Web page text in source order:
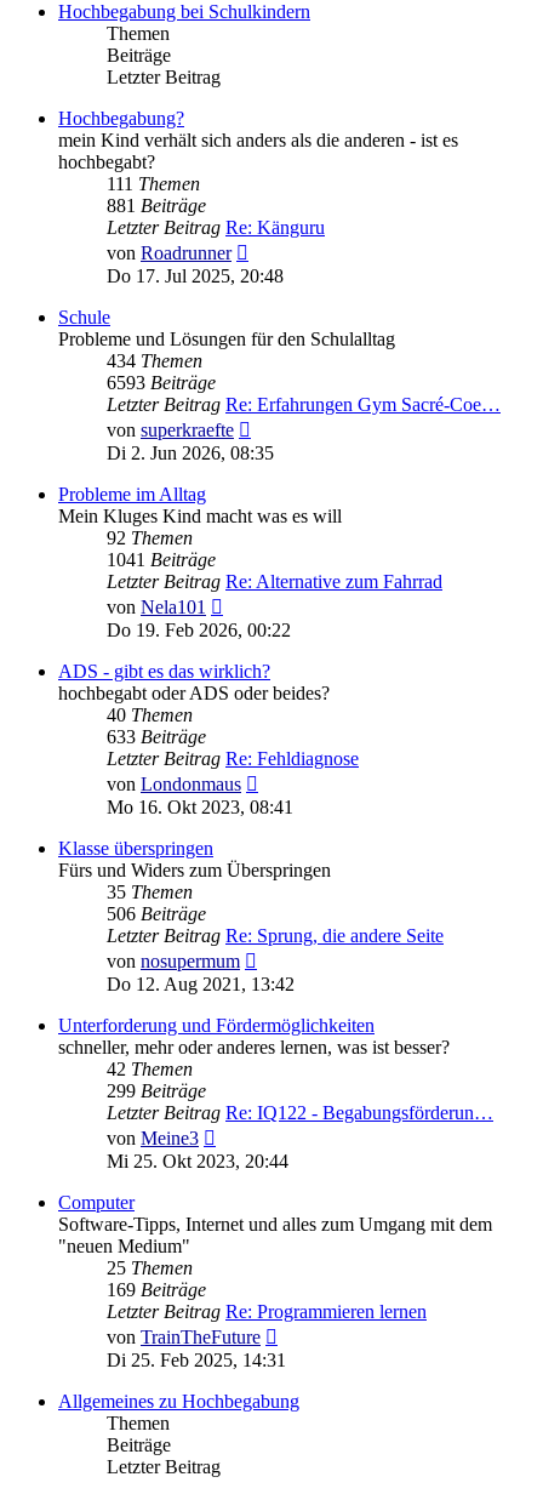
Hochbegabung bei Schulkindern
Themen
Beiträge
Letzter Beitrag
Hochbegabung?
mein Kind verhält sich anders als die anderen - ist es
hochbegabt?
111 Themen
881 Beiträge
Letzter Beitrag Re: Känguru
von Roadrunner
Beitrag
Do 17. Jul 2025, 20:48
Schule
Probleme und Lösungen für den Schulalltag
434 Themen
6593 Beiträge
Letzter Beitrag Re: Erfahrungen Gym Sacré-Coe…
von superkraefte
Beitrag
Di 2. Jun 2026, 08:35
Probleme im Alltag
Mein Kluges Kind macht was es will
92 Themen
1041 Beiträge
Letzter Beitrag Re: Alternative zum Fahrrad
von Nela101
Beitrag
Do 19. Feb 2026, 00:22
ADS - gibt es das wirklich?
hochbegabt oder ADS oder beides?
40 Themen
633 Beiträge
Letzter Beitrag Re: Fehldiagnose
von Londonmaus
Beitrag
Mo 16. Okt 2023, 08:41
Klasse überspringen
Fürs und Widers zum Überspringen
35 Themen
506 Beiträge
Letzter Beitrag Re: Sprung, die andere Seite
von nosupermum
Beitrag
Do 12. Aug 2021, 13:42
Unterforderung und Fördermöglichkeiten
schneller, mehr oder anderes lernen, was ist besser?
42 Themen
299 Beiträge
Letzter Beitrag Re: IQ122 - Begabungsförderun…
von Meine3
Beitrag
Mi 25. Okt 2023, 20:44
Computer
Software-Tipps, Internet und alles zum Umgang mit dem
"neuen Medium"
25 Themen
169 Beiträge
Letzter Beitrag Re: Programmieren lernen
von TrainTheFuture
Beitrag
Di 25. Feb 2025, 14:31
Allgemeines zu Hochbegabung
Themen
Beiträge
Letzter Beitrag